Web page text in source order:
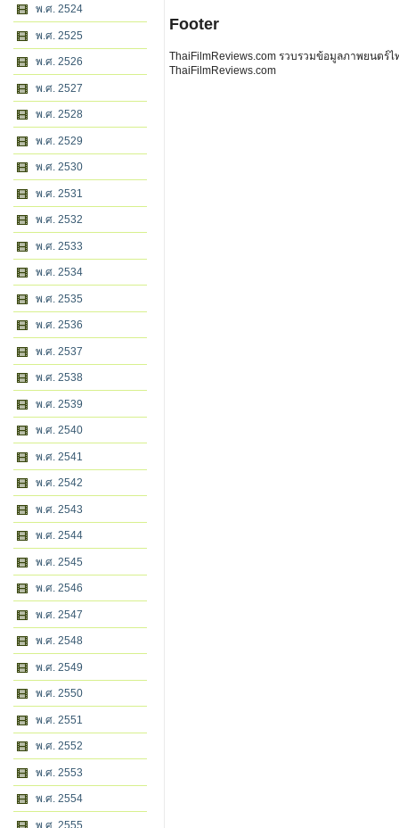
พ.ศ. 2524
พ.ศ. 2525
พ.ศ. 2526
พ.ศ. 2527
พ.ศ. 2528
พ.ศ. 2529
พ.ศ. 2530
พ.ศ. 2531
พ.ศ. 2532
พ.ศ. 2533
พ.ศ. 2534
พ.ศ. 2535
พ.ศ. 2536
พ.ศ. 2537
พ.ศ. 2538
พ.ศ. 2539
พ.ศ. 2540
พ.ศ. 2541
พ.ศ. 2542
พ.ศ. 2543
พ.ศ. 2544
พ.ศ. 2545
พ.ศ. 2546
พ.ศ. 2547
พ.ศ. 2548
พ.ศ. 2549
พ.ศ. 2550
พ.ศ. 2551
พ.ศ. 2552
พ.ศ. 2553
พ.ศ. 2554
พ.ศ. 2555
Footer
ThaiFilmReviews.com รวบรวมข้อมูลภาพยนตร์
ThaiFilmReviews.com